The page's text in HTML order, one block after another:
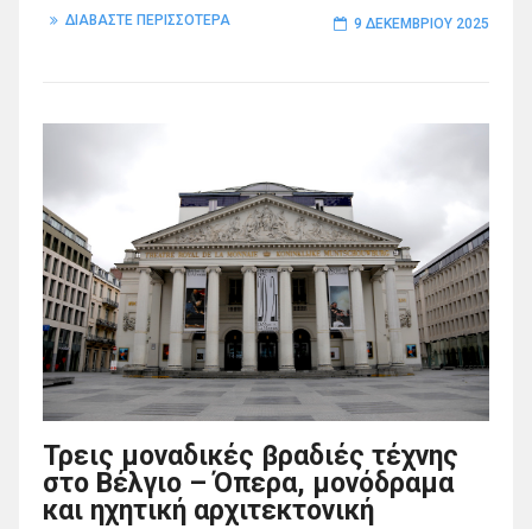
ΔΙΑΒΑΣΤΕ ΠΕΡΙΣΣΟΤΕΡΑ 9 ΔΕΚΕΜΒΡΊΟΥ 2025
Τρεις μοναδικές βραδιές τέχνης
στο Βέλγιο – Όπερα, μονόδραμα
και ηχητική αρχιτεκτονική